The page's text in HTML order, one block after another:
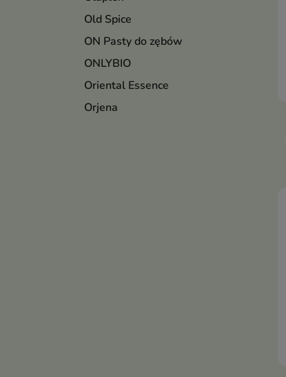
Old Spice
ON Pasty do zębów
ONLYBIO
Oriental Essence
Orjena